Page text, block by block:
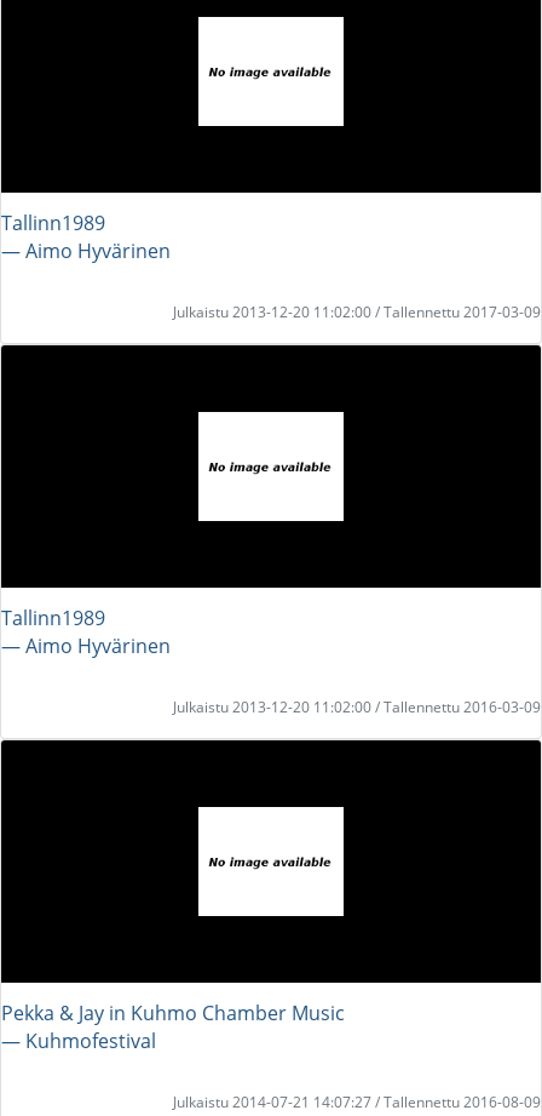
Tallinn1989
― Aimo Hyvärinen
Julkaistu 2013-12-20 11:02:00 / Tallennettu 2017-03-09
Tallinn1989
― Aimo Hyvärinen
Julkaistu 2013-12-20 11:02:00 / Tallennettu 2016-03-09
Pekka & Jay in Kuhmo Chamber Music
― Kuhmofestival
Julkaistu 2014-07-21 14:07:27 / Tallennettu 2016-08-09